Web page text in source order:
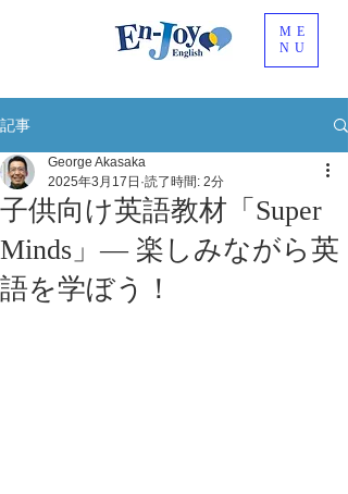
ME
NU
記事
子供向け英語教材「Super
Minds」— 楽しみながら英
語を学ぼう！
George Akasaka
2025年3月17日 読了時間: 2分